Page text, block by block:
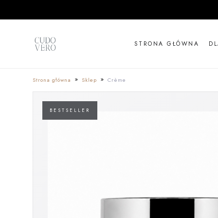
STRONA GŁÓWNA
Strona główna Sklep Crème
BESTSELLER